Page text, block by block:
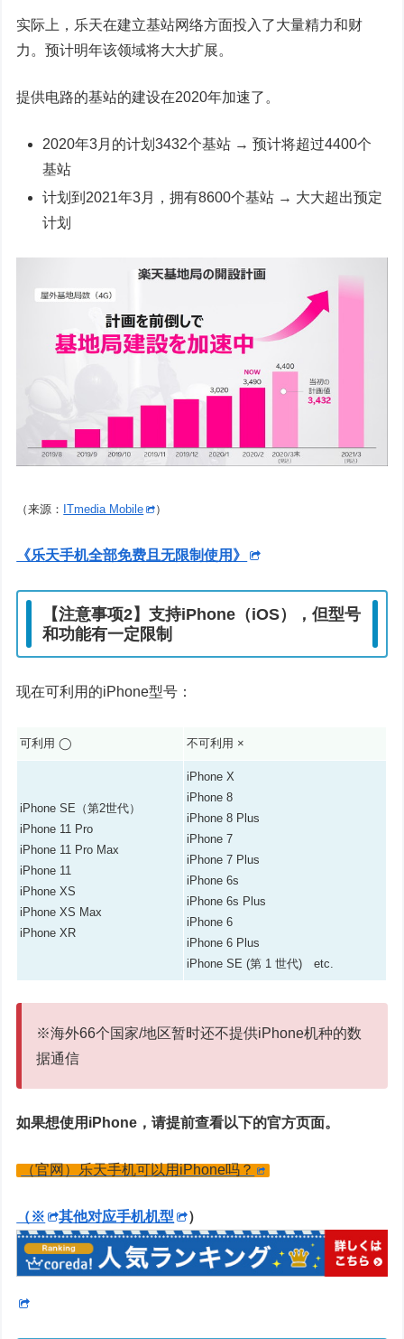
实际上，乐天在建立基站网络方面投入了大量精力和财
力。预计明年该领域将大大扩展。
提供电路的基站的建设在2020年加速了。
2020年3月的计划3432个基站 → 预计将超过4400个
基站
计划到2021年3月，拥有8600个基站 → 大大超出预定
计划
（来源： ITmedia Mobile ）
《乐天手机全部免费且无限制使用》
【注意事项2】支持iPhone（iOS），但型号
和功能有一定限制
现在可利用的iPhone型号：
可利用 ◯ 不可利用 ×
iPhone SE（第2世代）
iPhone 11 Pro
iPhone 11 Pro Max
iPhone 11
iPhone XS
iPhone XS Max
iPhone XR
iPhone X
iPhone 8
iPhone 8 Plus
iPhone 7
iPhone 7 Plus
iPhone 6s
iPhone 6s Plus
iPhone 6
iPhone 6 Plus
iPhone SE (第 1 世代) etc.
※海外66个国家/地区暂时还不提供iPhone机种的数
据通信
如果想使用iPhone，请提前查看以下的官方页面。
（官网）乐天手机可以用iPhone吗？
（※ 其他对应手机机型 ）